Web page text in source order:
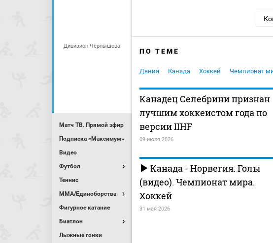
Дивизион Чернышева
Матч ТВ. Прямой эфир
Подписка «Максимум»
Видео
Футбол
Теннис
MMA/Единоборства
Фигурное катание
Биатлон
Лыжные гонки
ПО ТЕМЕ
Дания Канада Хоккей Чемпионат
Канадец Селебрини признан
лучшим хоккеистом года по
версии IIHF
09 июля 2026
Канада - Норвегия. Голы
(видео). Чемпионат мира.
Хоккей
31 мая 2026